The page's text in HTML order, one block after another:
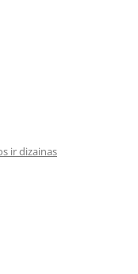
ir dizainas